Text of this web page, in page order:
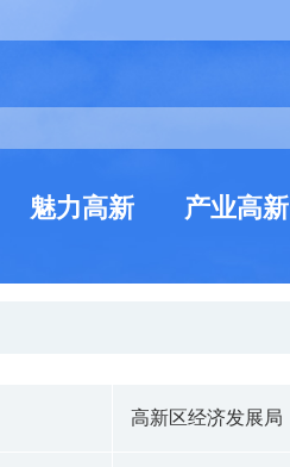
魅力高新 产业高新
高新区经济发展局